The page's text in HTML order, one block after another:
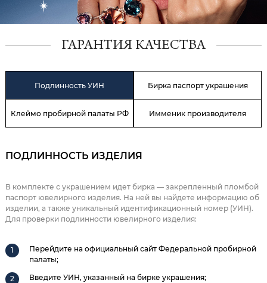
ГАРАНТИЯ КАЧЕСТВА
Подлинность УИН Бирка паспорт украшения
Клеймо пробирной палаты РФ Имменик производителя
ПОДЛИННОСТЬ ИЗДЕЛИЯ
В комплекте с украшением идет бирка — закрепленный пломбой
паспорт ювелирного изделия. На ней вы найдете информацию об
изделии, а также уникальный идентификационный номер (УИН).
Для проверки подлинности ювелирного изделия:
Перейдите на официальный сайт Федеральной пробирной
палаты;
Введите УИН, указанный на бирке украшения;